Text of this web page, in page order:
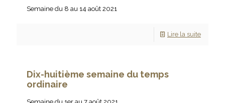
Semaine du 8 au 14 août 2021
Lire la suite
Dix-huitième semaine du temps
ordinaire